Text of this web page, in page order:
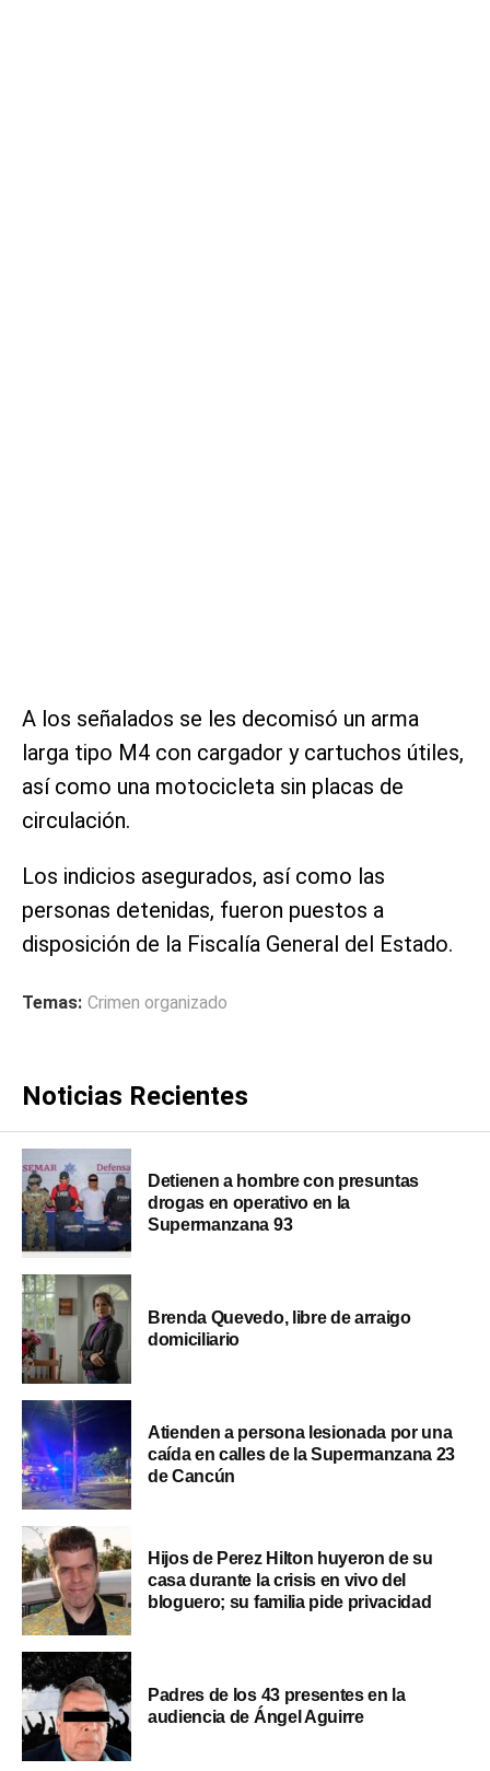
A los señalados se les decomisó un arma
larga tipo M4 con cargador y cartuchos útiles,
así como una motocicleta sin placas de
circulación.
Los indicios asegurados, así como las
personas detenidas, fueron puestos a
disposición de la Fiscalía General del Estado.
Temas: Crimen organizado
Noticias Recientes
Detienen a hombre con presuntas
drogas en operativo en la
Supermanzana 93
Brenda Quevedo, libre de arraigo
domiciliario
Atienden a persona lesionada por una
caída en calles de la Supermanzana 23
de Cancún
Hijos de Perez Hilton huyeron de su
casa durante la crisis en vivo del
bloguero; su familia pide privacidad
Padres de los 43 presentes en la
audiencia de Ángel Aguirre